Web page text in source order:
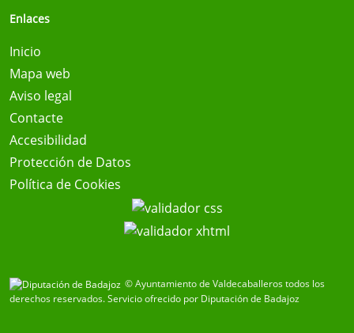
Enlaces
Inicio
Mapa web
Aviso legal
Contacte
Accesibilidad
Protección de Datos
Política de Cookies
© Ayuntamiento de Valdecaballeros todos los
derechos reservados.Servicio ofrecido por Diputación de Badajoz